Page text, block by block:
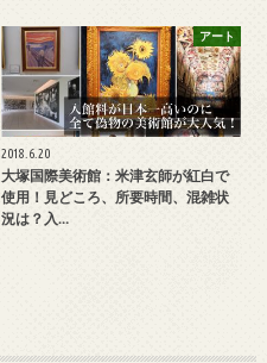
アート
2018.6.20
大塚国際美術館：米津玄師が紅白で
使用！見どころ、所要時間、混雑状
況は？入…